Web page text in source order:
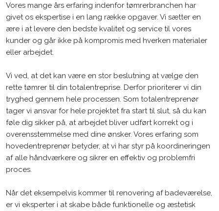
Vores mange års erfaring indenfor tømrerbranchen har
givet os ekspertise i en lang række opgaver. Vi sætter en
ære i at levere den bedste kvalitet og service til vores
kunder og går ikke på kompromis med hverken materialer
eller arbejdet.
Vi ved, at det kan være en stor beslutning at vælge den
rette tømrer til din totalentreprise. Derfor prioriterer vi din
tryghed gennem hele processen. Som totalentreprenør
tager vi ansvar for hele projektet fra start til slut, så du kan
føle dig sikker på, at arbejdet bliver udført korrekt og i
overensstemmelse med dine ønsker. Vores erfaring som
hovedentreprenør betyder, at vi har styr på koordineringen
af alle håndværkere og sikrer en effektiv og problemfri
proces.
Når det eksempelvis kommer til renovering af badeværelse,
er vi eksperter i at skabe både funktionelle og æstetisk